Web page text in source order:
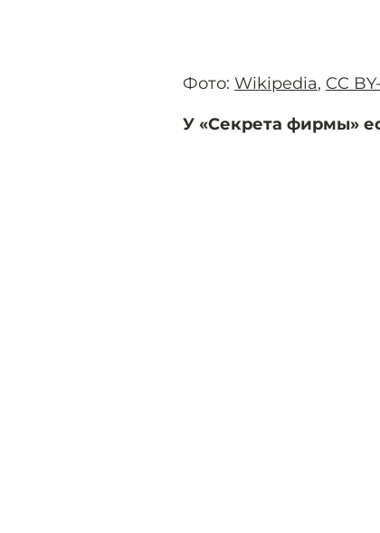
Фото: Wikipedia, CC
У «Секрета фирмы»